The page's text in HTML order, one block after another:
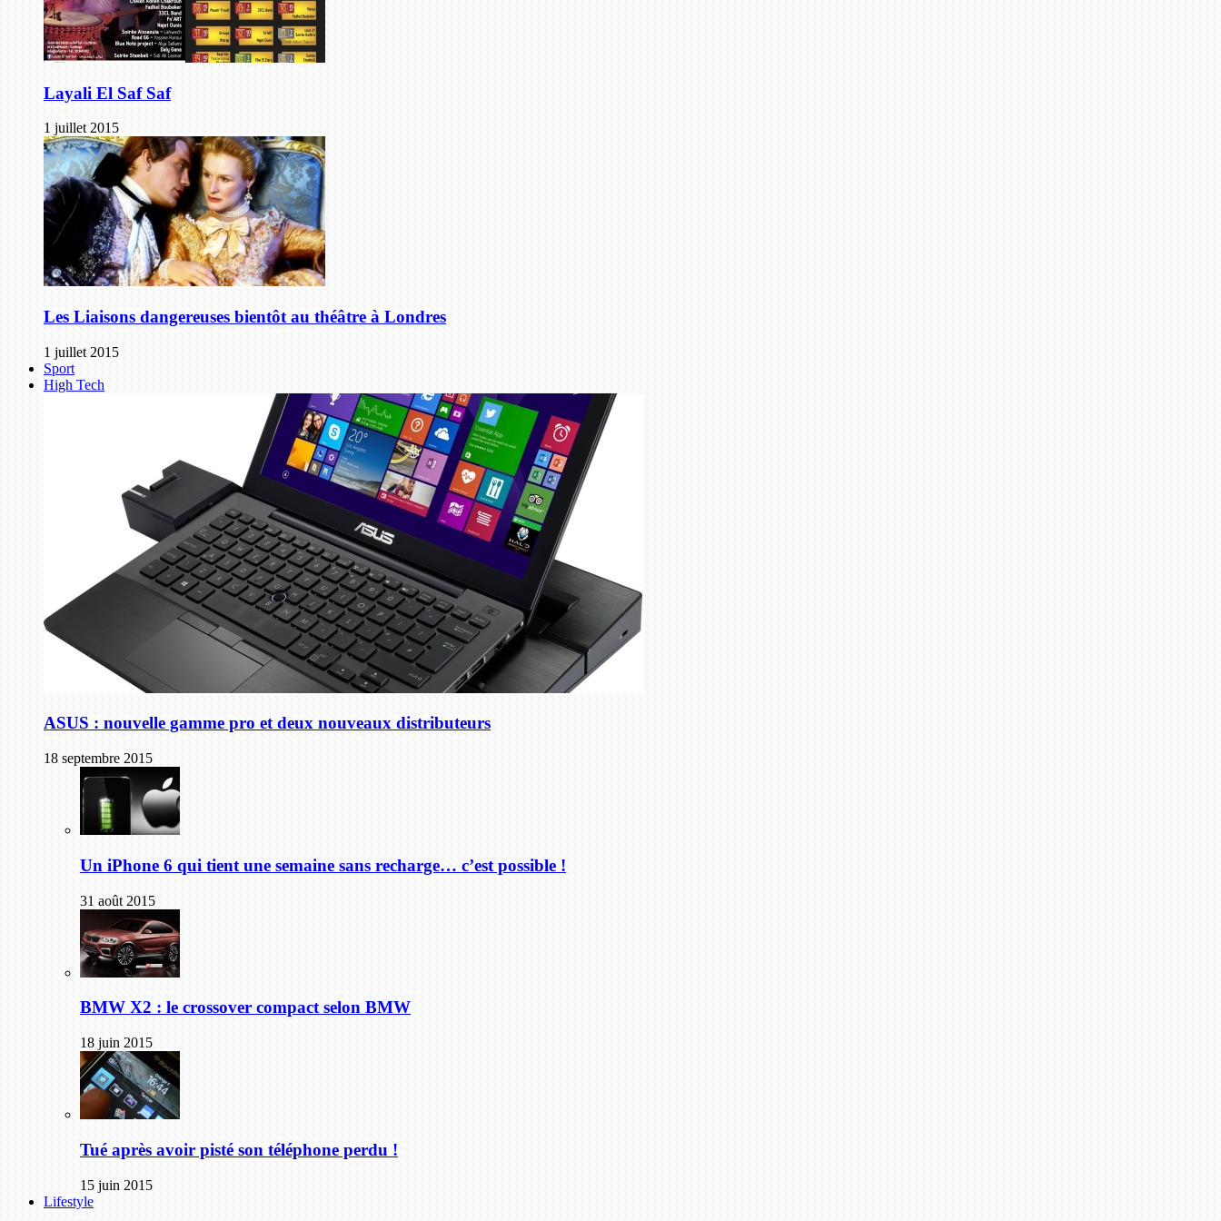
Layali El Saf Saf
1 juillet 2015
Les Liaisons dangereuses bientôt au théâtre à Londres
1 juillet 2015
Sport
High Tech
ASUS : nouvelle gamme pro et deux nouveaux distributeurs
18 septembre 2015
Un iPhone 6 qui tient une semaine sans recharge… c’est possible !
31 août 2015
BMW X2 : le crossover compact selon BMW
18 juin 2015
Tué après avoir pisté son téléphone perdu !
15 juin 2015
Lifestyle